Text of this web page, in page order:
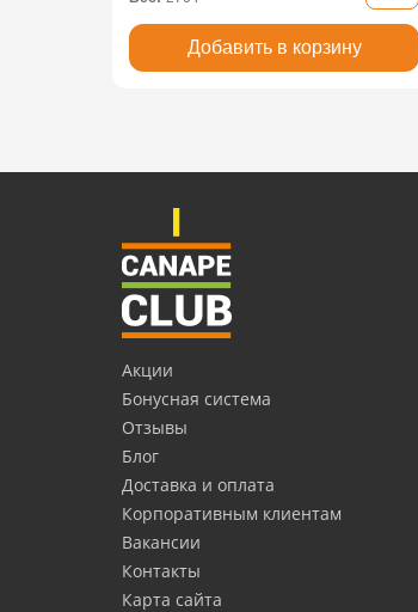
Добавить в корзину
Акции
Бонусная система
Отзывы
Блог
Доставка и оплата
Корпоративным клиентам
Вакансии
Контакты
Карта сайта